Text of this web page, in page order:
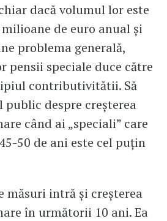
dacă volumul lor este
de euro anual și
problema generală,
pensii speciale duce către
contributivitătii. Să
despre creșterea
când ai „speciali” care
50 de ani este cel puțin
măsuri intră și creșterea
în următorii 10 ani. Ea